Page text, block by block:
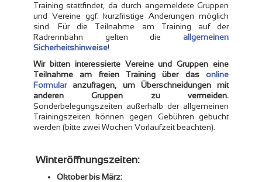
Training stattfindet, da durch angemeldete Gruppen
und Vereine ggf. kurzfristige Änderungen möglich
sind. Für die Teilnahme am Training auf der
Radrennbahn gelten dieallgemeinen
Sicherheitshinweise!
Wir bitten interessierte Vereine und Gruppen eine
Teilnahme am freien Training über dasonline
Formularanzufragen, um Überschneidungen mit
anderen Gruppen zu vermeiden.
Sonderbelegungszeiten außerhalb der allgemeinen
Trainingszeiten können gegen Gebühren gebucht
werden (bitte zwei Wochen Vorlaufzeit beachten).
Winteröffnungszeiten:
Oktober bis März: